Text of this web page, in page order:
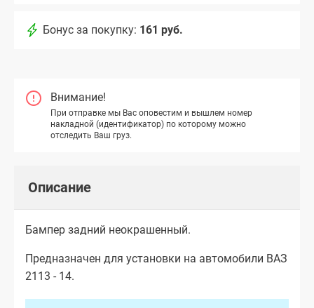
Бонус за покупку: 161 руб.
Внимание!
При отправке мы Вас оповестим и вышлем номер
накладной (идентификатор) по которому можно
отследить Ваш груз.
Описание
Бампер задний неокрашенный.
Предназначен для установки на автомобили ВАЗ
2113 - 14.